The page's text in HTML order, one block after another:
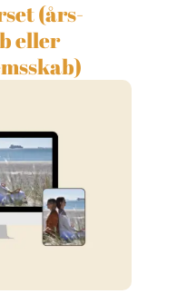
(års-
eller